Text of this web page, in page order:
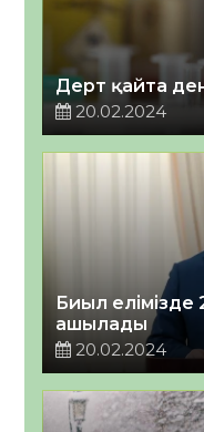
Дерт қайта
20.02.2024
Биыл елімізде
ашылады
20.02.2024